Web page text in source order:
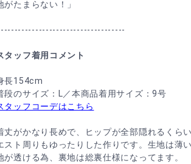
がたまらない！」
タッフ着用コメント
長154cm
のサイズ：L／本商品着用サイズ：9号
タッフコーデはこちら
丈がかなり長めで、ヒップが全部隠れるくらい
スト周りもゆったりした作りです。生地は薄い
が透ける為、裏地は総裏仕様になってます。